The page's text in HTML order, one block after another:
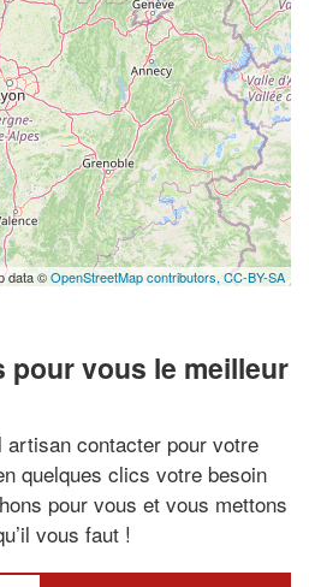
data ©OpenStreetMap contributors, CC-BY-SA
pour vous le meilleur
artisan contacter pour votre
quelques clics votre besoin
pour vous et vous mettons
vous faut !